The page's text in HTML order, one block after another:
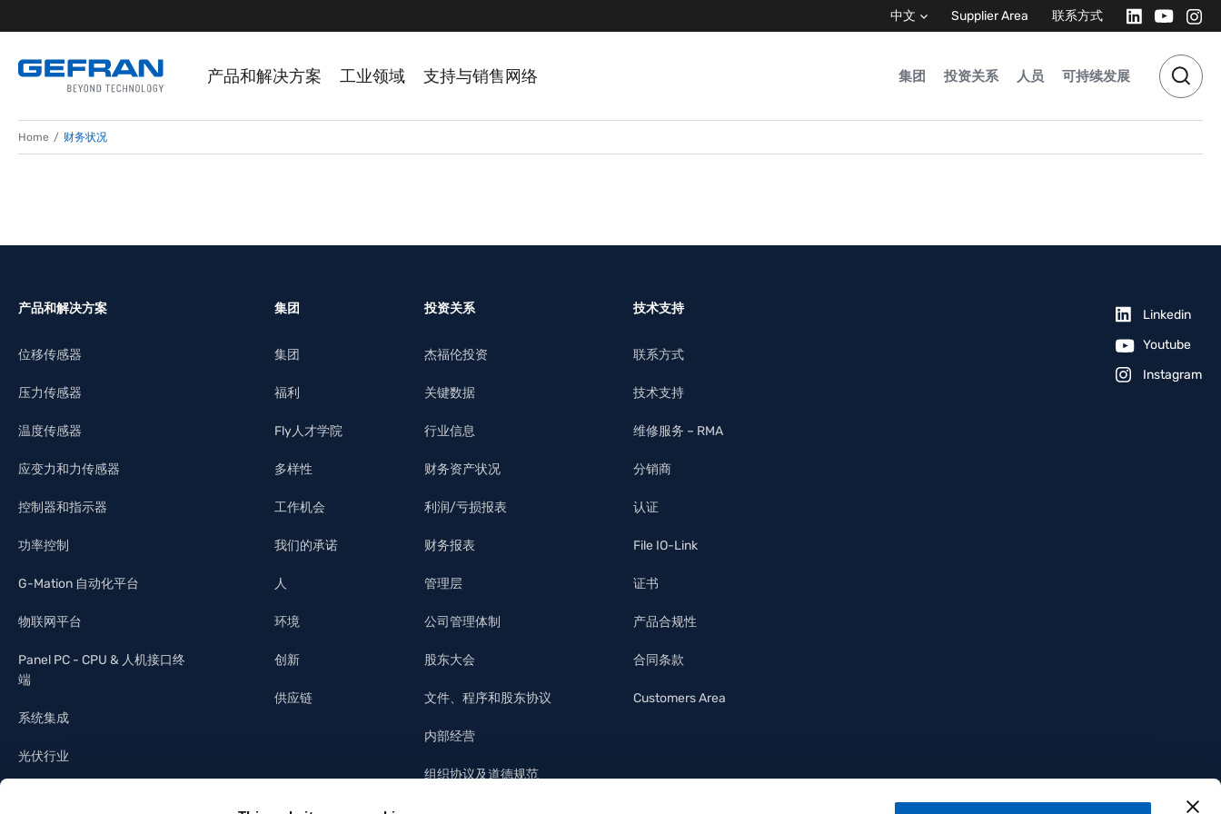
中文 Supplier Area 联系方式
产品和解决方案 工业领域 支持与销售网络 集团 投资关系 人员 可持续发展
Home 财务状况
产品和解决方案
位移传感器
压力传感器
温度传感器
应变力和力传感器
控制器和指示器
功率控制
G-Mation 自动化平台
物联网平台
Panel PC - CPU & 人机接口终
端
系统集成
光伏行业
集团
集团
福利
Fly人才学院
多样性
工作机会
我们的承诺
人
环境
创新
供应链
投资关系
杰福伦投资
关键数据
行业信息
财务资产状况
利润/亏损报表
财务报表
管理层
公司管理体制
股东大会
文件、程序和股东协议
内部经营
组织协议及道德规范
技术支持
联系方式
技术支持
维修服务 – RMA
分销商
认证
File IO-Link
证书
产品合规性
合同条款
Customers Area
Linkedin
Youtube
Instagram